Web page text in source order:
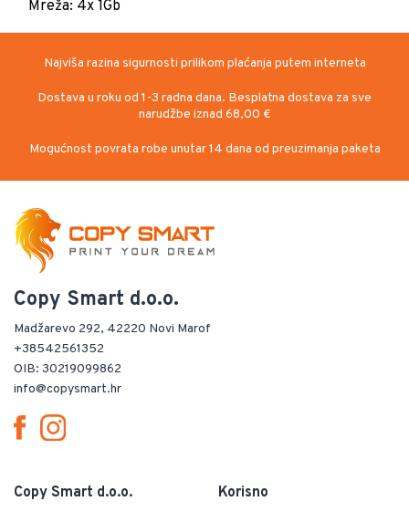
Najviša razina sigurnosti prilikom plaćanja putem interneta
Dostava u roku od 1-3 radna dana. Besplatna dostava za sve
narudžbe iznad 68,00 €
Mogućnost povrata robe unutar 14 dana od preuzimanja paketa
Copy Smart d.o.o.
Madžarevo 292, 42220 Novi Marof
+38542561352
OIB: 30219099862
info@copysmart.hr
Copy Smart d.o.o. Korisno